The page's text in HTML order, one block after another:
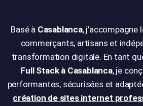
Basé à Casablanca, j’accompagne
commerçants, artisans et
transformation digitale. En tant
Full Stack à Casablanca, je
performantes, sécurisées et
création de sites internet